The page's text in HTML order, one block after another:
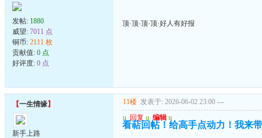
发帖: 1880
威望: 7011 点
铜币: 2111 枚
贡献值: 0 点
好评度: 0 点
顶·顶·顶·顶·好人有好报
【一生情缘】
新手上路
11楼 发表于: 2026-06-02 23:00 ---
u 回复 u 编辑 u
看萜回帖！给高手点动力！我来